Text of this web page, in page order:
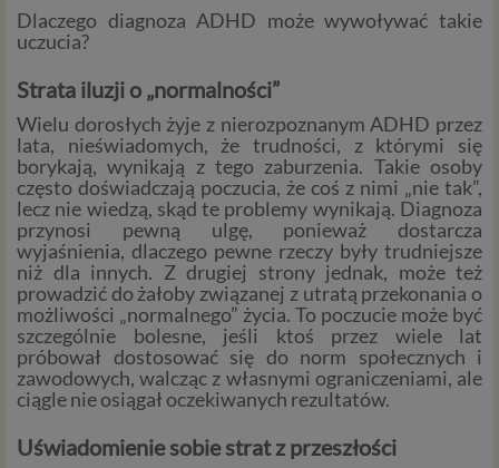
Dlaczego diagnoza ADHD może wywoływać takie
uczucia?
Strata iluzji o „normalności”
Wielu dorosłych żyje z nierozpoznanym ADHD przez
lata, nieświadomych, że trudności, z którymi się
borykają, wynikają z tego zaburzenia. Takie osoby
często doświadczają poczucia, że coś z nimi „nie tak”,
lecz nie wiedzą, skąd te problemy wynikają. Diagnoza
przynosi pewną ulgę, ponieważ dostarcza
wyjaśnienia, dlaczego pewne rzeczy były trudniejsze
niż dla innych. Z drugiej strony jednak, może też
prowadzić do żałoby związanej z utratą przekonania o
możliwości „normalnego” życia. To poczucie może być
szczególnie bolesne, jeśli ktoś przez wiele lat
próbował dostosować się do norm społecznych i
zawodowych, walcząc z własnymi ograniczeniami, ale
ciągle nie osiągał oczekiwanych rezultatów.
Uświadomienie sobie strat z przeszłości